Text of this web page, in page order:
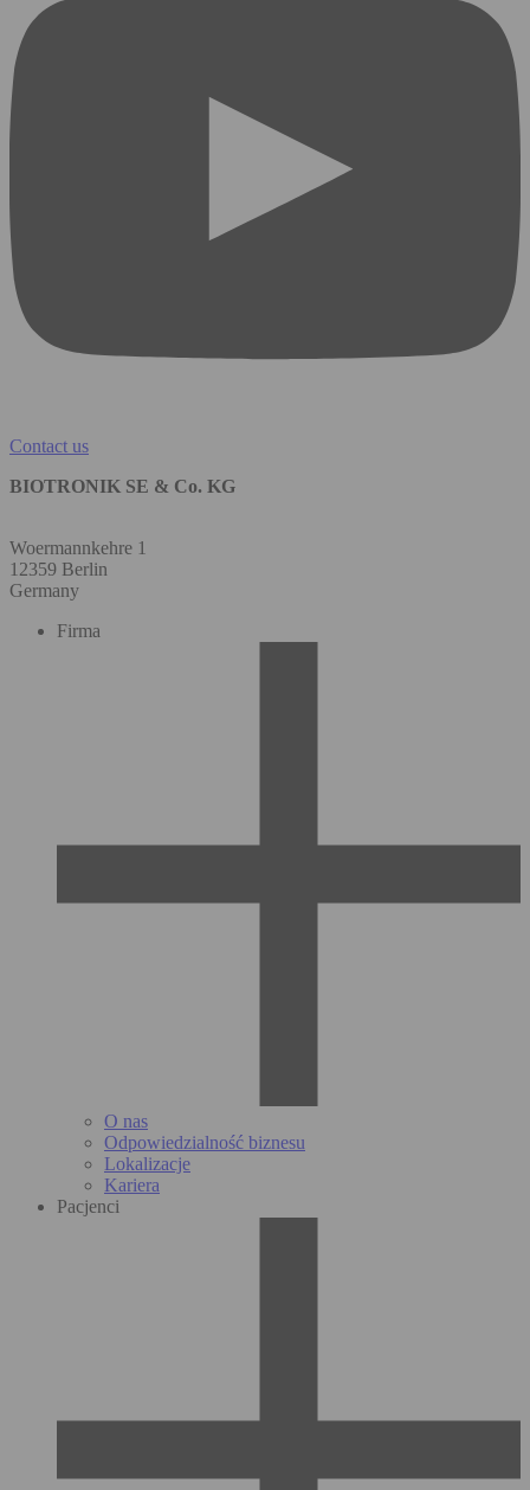
Contact us
BIOTRONIK SE & Co. KG
Woermannkehre 1
12359 Berlin
Germany
Firma
O nas
Odpowiedzialność biznesu
Lokalizacje
Kariera
Pacjenci